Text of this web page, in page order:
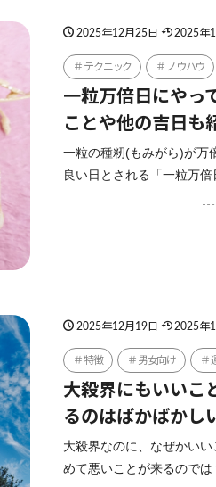
2025年12月25日 2025年
テクニック ノウハウ
一粒万倍日にやっ
ことや他の吉日も
一粒の種籾(もみがら)が万
良い日とされる「一粒万倍
2025年12月19日 2025年
特徴 男女向け
大殺界にもいいこ
るのはばかばかし
大殺界なのに、なぜかい
めて悪いことが来るのでは